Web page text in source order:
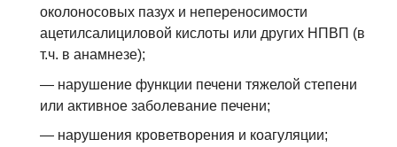
околоносовых пазух и непереносимости
ацетилсалициловой кислоты или других НПВП (в
т.ч. в анамнезе);
— нарушение функции печени тяжелой степени
или активное заболевание печени;
— нарушения кроветворения и коагуляции;